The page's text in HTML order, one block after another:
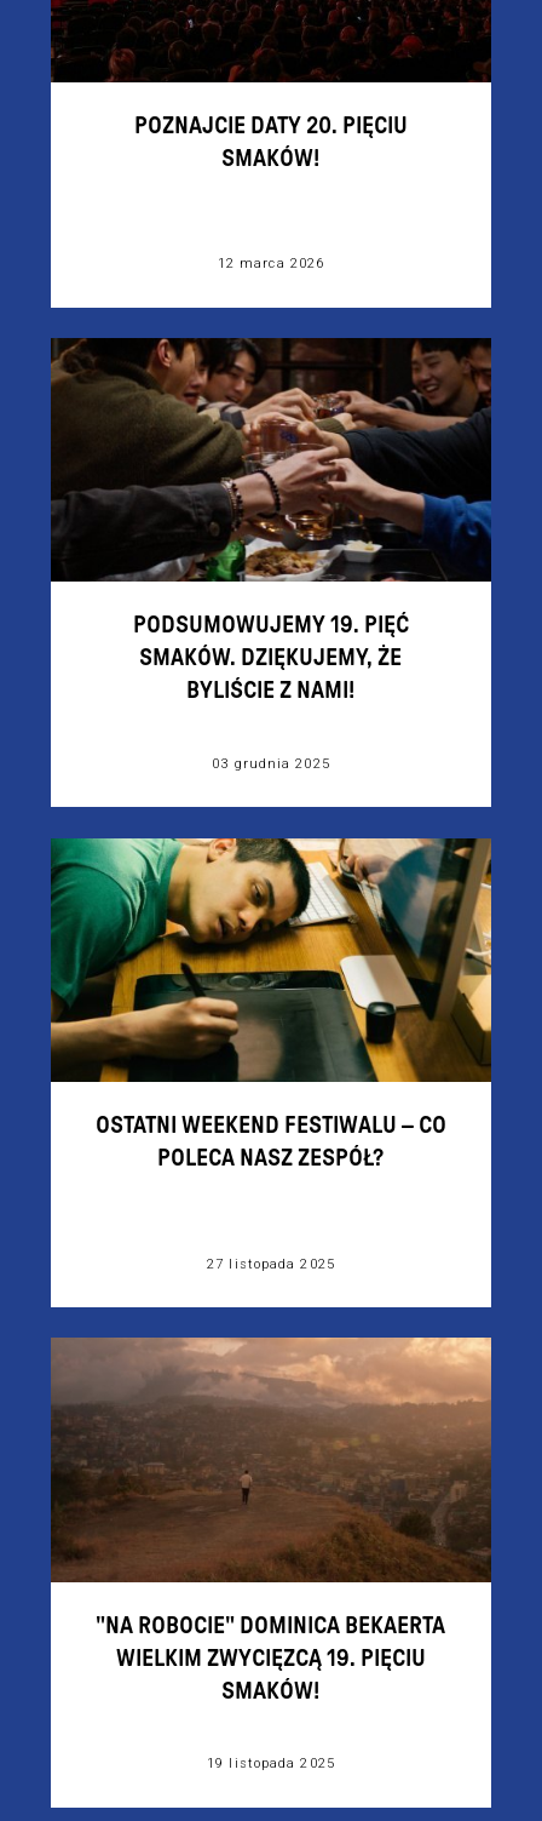
POZNAJCIE DATY 20. PIĘCIU
SMAKÓW!
12 marca 2026
PODSUMOWUJEMY 19. PIĘĆ
SMAKÓW. DZIĘKUJEMY, ŻE
BYLIŚCIE Z NAMI!
03 grudnia 2025
OSTATNI WEEKEND FESTIWALU – CO
POLECA NASZ ZESPÓŁ?
27 listopada 2025
"NA ROBOCIE" DOMINICA BEKAERTA
WIELKIM ZWYCIĘZCĄ 19. PIĘCIU
SMAKÓW!
19 listopada 2025